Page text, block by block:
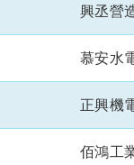
興丞營
慕安水
正興機
佰鴻工